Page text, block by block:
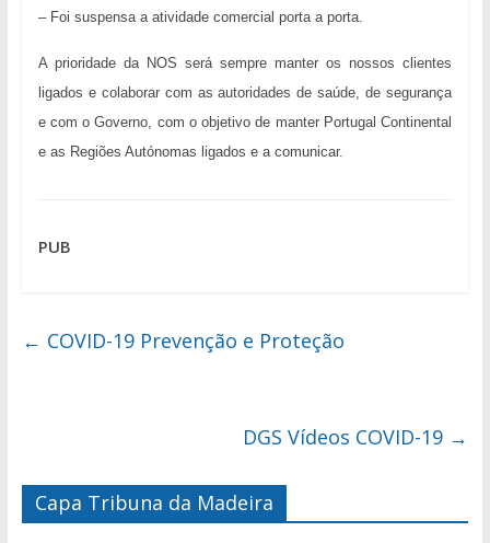
– Foi suspensa a atividade comercial porta a porta.
A prioridade da NOS será sempre manter os nossos clientes
ligados e colaborar com as autoridades de saúde, de segurança
e com o Governo, com o objetivo de manter Portugal Continental
e as Regiões Autónomas ligados e a comunicar.
PUB
← COVID-19 Prevenção e Proteção
DGS Vídeos COVID-19 →
Capa Tribuna da Madeira